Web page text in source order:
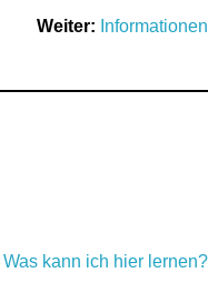
Weiter: Informationen
Was kann ich hier lernen?